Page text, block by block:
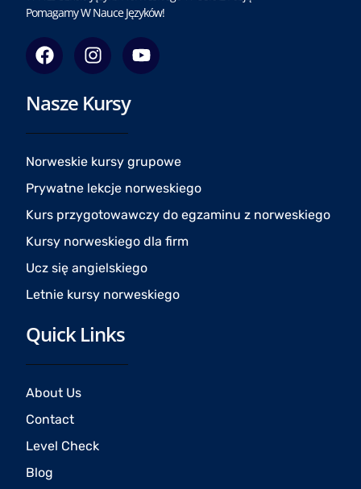
Pomagamy W Nauce Języków!
F
a
e
o
o
I
n
t
g
r
m
Y
o
e
Nasze Kursy
Norweskie kursy grupowe
Prywatne lekcje norweskiego
Kurs przygotowawczy do egzaminu z norweskiego
Kursy norweskiego dla firm
Ucz się angielskiego
Letnie kursy norweskiego
Quick Links
About Us
Contact
Level Check
Blog